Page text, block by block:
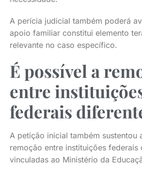
A perícia judicial também poderá
apoio familiar constitui elemento
relevante no caso específico.
É possível a
entre
federais
A petição inicial também sustentou
remoção entre instituições federais
vinculadas ao Ministério da